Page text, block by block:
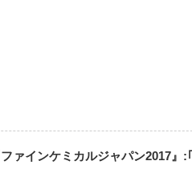
ァインケミカルジャパン2017』